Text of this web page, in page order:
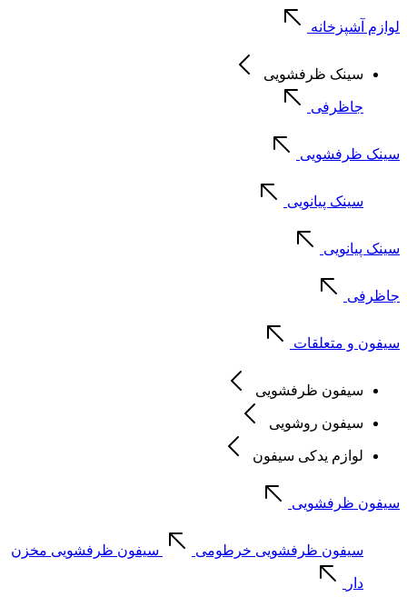
لوازم آشپزخانه
سینک ظرفشویی
جاظرفی
سینک ظرفشویی
سینک پیانویی
سینک پیانویی
جاظرفی
سیفون و متعلقات
سیفون ظرفشویی
سیفون روشویی
لوازم یدکی سیفون
سیفون ظرفشویی
سیفون ظرفشویی خرطومی سیفون ظرفشویی مخزن
دار